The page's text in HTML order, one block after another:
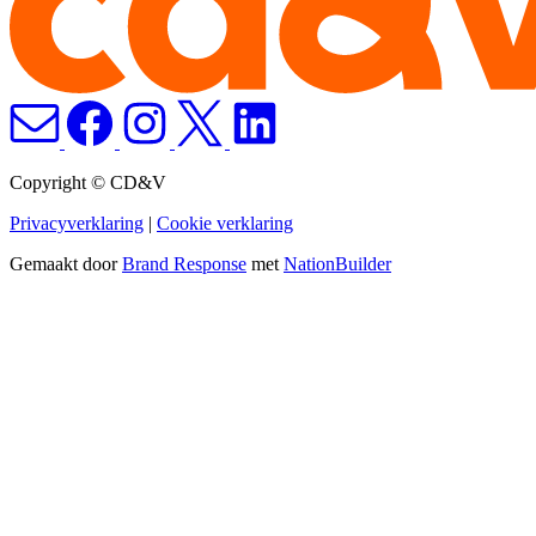
Copyright © CD&V
Privacyverklaring | Cookie verklaring
Gemaakt doorBrand Response met NationBuilder